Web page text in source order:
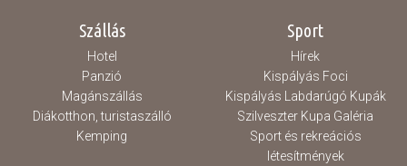
Szállás
Hotel
Panzió
Magánszállás
Diákotthon, turistaszálló
Kemping
Sport
Hírek
Kispályás Foci
Kispályás Labdarúgó Kupák
Szilveszter Kupa Galéria
Sport és rekreációs
létesítmények